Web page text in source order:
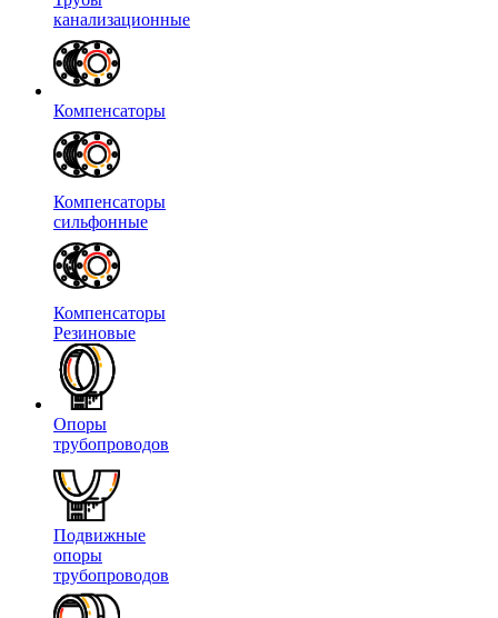
канализационные
Компенсаторы
Компенсаторы
сильфонные
Компенсаторы
Резиновые
Опоры
трубопроводов
Подвижные
опоры
трубопроводов